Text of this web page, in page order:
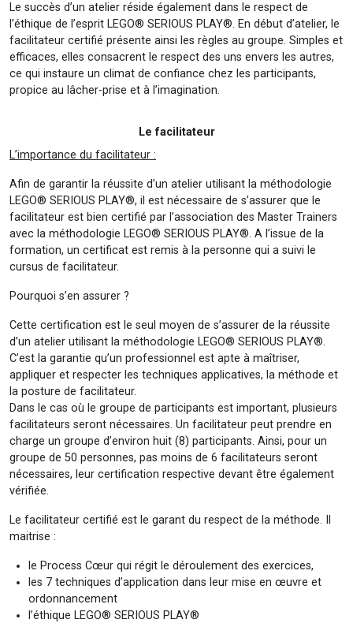
Le succès d’un atelier réside également dans le respect de
l’éthique de l’esprit LEGO® SERIOUS PLAY®. En début d’atelier, le
facilitateur certifié présente ainsi les règles au groupe. Simples et
efficaces, elles consacrent le respect des uns envers les autres,
ce qui instaure un climat de confiance chez les participants,
propice au lâcher-prise et à l’imagination.
Le facilitateur
L’importance du facilitateur :
Afin de garantir la réussite d’un atelier utilisant la méthodologie
LEGO® SERIOUS PLAY®, il est nécessaire de s’assurer que le
facilitateur est bien certifié par l’association des Master Trainers
avec la méthodologie LEGO® SERIOUS PLAY®. A l’issue de la
formation, un certificat est remis à la personne qui a suivi le
cursus de facilitateur.
Pourquoi s’en assurer ?
Cette certification est le seul moyen de s’assurer de la réussite
d’un atelier utilisant la méthodologie LEGO® SERIOUS PLAY®.
C’est la garantie qu’un professionnel est apte à maîtriser,
appliquer et respecter les techniques applicatives, la méthode et
la posture de facilitateur.
Dans le cas où le groupe de participants est important, plusieurs
facilitateurs seront nécessaires. Un facilitateur peut prendre en
charge un groupe d’environ huit (8) participants. Ainsi, pour un
groupe de 50 personnes, pas moins de 6 facilitateurs seront
nécessaires, leur certification respective devant être également
vérifiée.
Le facilitateur certifié est le garant du respect de la méthode. Il
maitrise :
le Process Cœur qui régit le déroulement des exercices,
les 7 techniques d’application dans leur mise en œuvre et
ordonnancement
l’éthique LEGO® SERIOUS PLAY®